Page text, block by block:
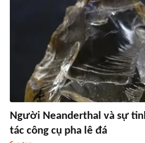
Người Neanderthal và sự
tác công cụ pha lê đá